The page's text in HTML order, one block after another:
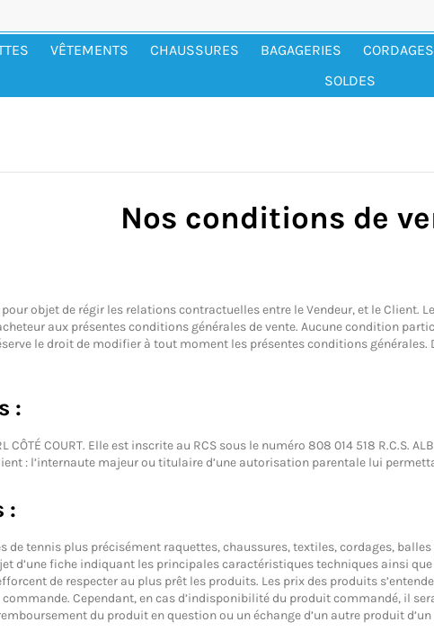
VÊTEMENTS CHAUSSURES BAGAGERIES CORDAGES
SOLDES
Nos conditions de
objet de régir les relations contractuelles entre le Vendeur, et le Client.
aux présentes conditions générales de vente. Aucune condition
le droit de modifier à tout moment les présentes conditions
:
CÔTÉ COURT. Elle est inscrite au RCS sous le numéro 808 014 518 R.C.S.
: l’internaute majeur ou titulaire d’une autorisation parentale lui
:
de tennis plus précisément raquettes, chaussures, textiles, cordages,
d’une fiche indiquant les principales caractéristiques techniques ainsi
de respecter au plus prêt les produits. Les prix des produits
Cependant, en cas d’indisponibilité du produit commandé, il
du produit en question ou un échange d’un autre produit